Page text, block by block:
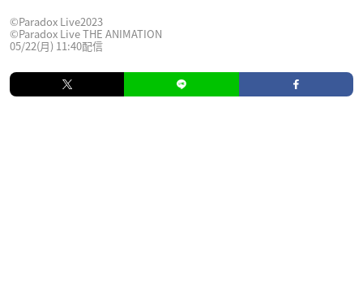
©Paradox Live2023
©Paradox Live THE ANIMATION
05/22(月) 11:40配信